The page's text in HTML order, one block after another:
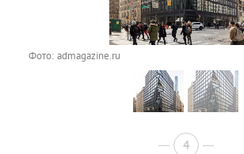
Фото: admagazine.ru
4